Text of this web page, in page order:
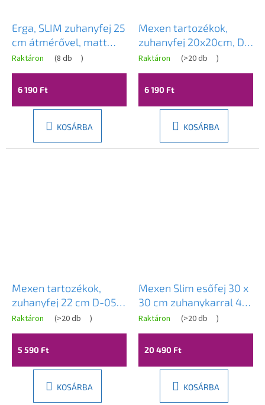
Erga, SLIM zuhanyfej 25
cm átmérővel, matt
fekete, ERG-YKA-
BP.BRG25-BLK
Raktáron (8 db )
6 190 Ft
KOSÁRBA
Mexen tartozékok,
zuhanyfej 20x20cm, D-
62, fekete, 79762-70
Raktáron (>20 db )
6 190 Ft
KOSÁRBA
Mexen tartozékok,
zuhanyfej 22 cm D-05,
króm, 79705-00
Raktáron (>20 db )
5 590 Ft
KOSÁRBA
Mexen Slim esőfej 30 x
30 cm zuhanykarral 40
cm, arany, 79130112-50
Raktáron (>20 db )
20 490 Ft
KOSÁRBA